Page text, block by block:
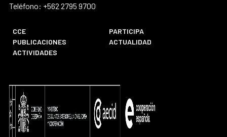
Teléfono: +562 2795 9700
CCE
PARTICIPA
PUBLICACIONES
ACTUALIDAD
ACTIVIDADES